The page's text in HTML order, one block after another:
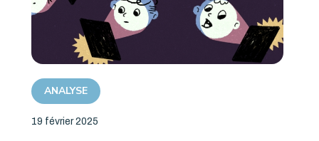
ANALYSE
19 février 2025